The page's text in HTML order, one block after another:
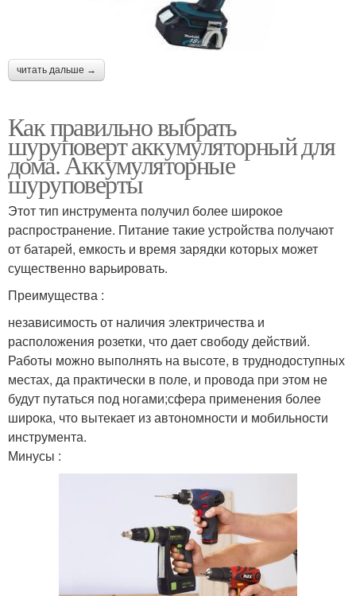
читать дальше →
Как правильно выбрать
шуруповерт аккумуляторный для
дома. Аккумуляторные
шуруповерты
Этот тип инструмента получил более широкое
распространение. Питание такие устройства получают
от батарей, емкость и время зарядки которых может
существенно варьировать.
Преимущества :
независимость от наличия электричества и
расположения розетки, что дает свободу действий.
Работы можно выполнять на высоте, в труднодоступных
местах, да практически в поле, и провода при этом не
будут путаться под ногами;сфера применения более
широка, что вытекает из автономности и мобильности
инструмента.
Минусы :